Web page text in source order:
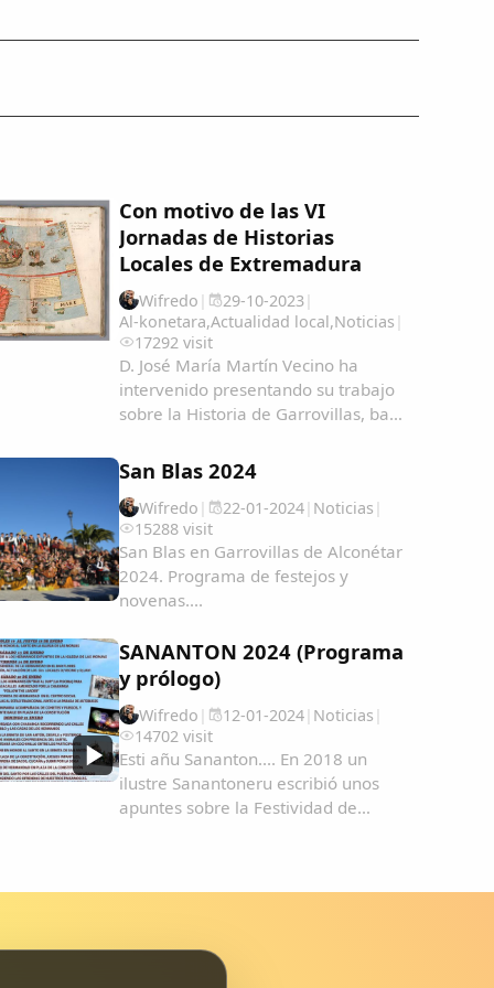
Con motivo de las VI
Jornadas de Historias
Locales de Extremadura
Wifredo | 29-10-2023|
Al-konetara,Actualidad local,Noticias |
17292 visit
D. José María Martín Vecino ha
intervenido presentando su trabajo
sobre la Historia de Garrovillas, bajo
Filipinas, una aproximación
cartográfica" Garrovillanos-en-
AmeÃ&#140;&#129;rica-y-Filipinas-
una...
San Blas 2024
Wifredo | 22-01-2024| Noticias |
15288 visit
San Blas en Garrovillas de Alconétar
2024. Programa de festejos y
novenas....
SANANTON 2024 (Programa
y prólogo)
Wifredo | 12-01-2024| Noticias |
14702 visit
Esti añu Sananton.... En 2018 un
ilustre Sanantoneru escribió unos
apuntes sobre la Festividad de